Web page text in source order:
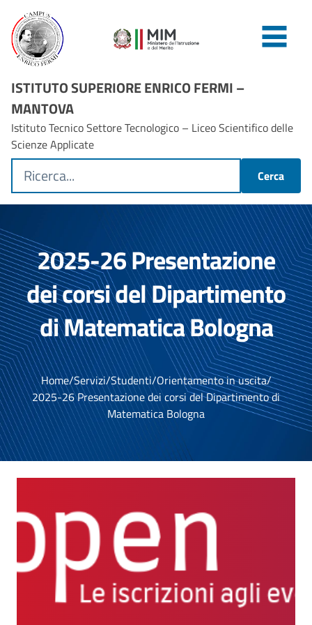
ISTITUTO SUPERIORE ENRICO FERMI –
MANTOVA
Istituto Tecnico Settore Tecnologico – Liceo Scientifico delle
Scienze Applicate
Cerca
2025-26 Presentazione
dei corsi del Dipartimento
di Matematica Bologna
Home/Servizi/Studenti/Orientamento in uscita/
2025-26 Presentazione dei corsi del Dipartimento di
Matematica Bologna